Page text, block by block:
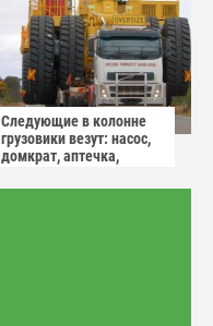
Следующие в колонне
грузовики везут: насос,
домкрат, аптечка,